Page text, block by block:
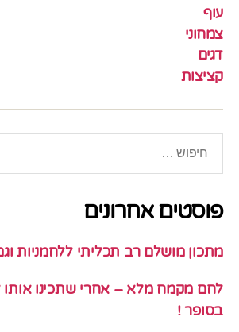
עוף
צמחוני
דגים
קציצות
פוסטים אחרונים
מתכון מושלם רב תכליתי ללחמניות
לחם מקמח מלא – אחרי שתכינו אותו
בסופר !